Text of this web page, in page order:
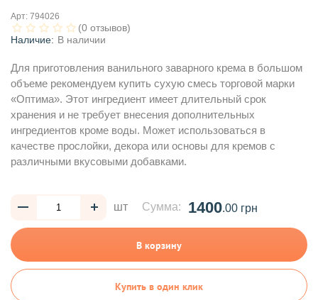
Арт: 794026
(0 отзывов)
Наличие: В наличии
Для приготовления ванильного заварного крема в большом
объеме рекомендуем купить сухую смесь торговой марки
«Оптима». Этот ингредиент имеет длительный срок
хранения и не требует внесения дополнительных
ингредиентов кроме воды. Может использоваться в
качестве прослойки, декора или основы для кремов с
различными вкусовыми добавками.
шт Сумма: 1400.00 грн
В корзину
Купить в один клик